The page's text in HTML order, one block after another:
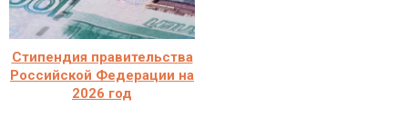
Стипендия правительства
Российской Федерации на
2026 год